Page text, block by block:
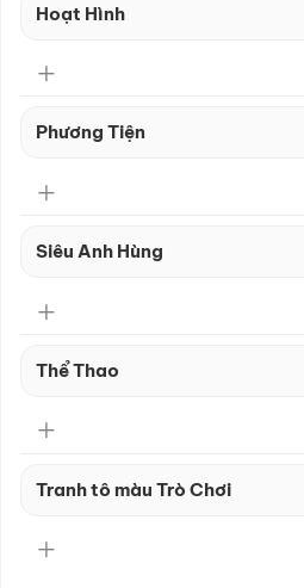
Hoạt Hình
Phương Tiện
Siêu Anh Hùng
Thể Thao
Tranh tô màu Trò Chơi